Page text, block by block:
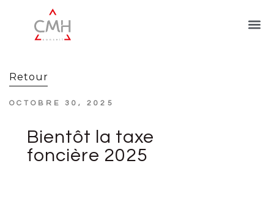
Retour
OCTOBRE 30, 2025
Bientôt la taxe
foncière 2025